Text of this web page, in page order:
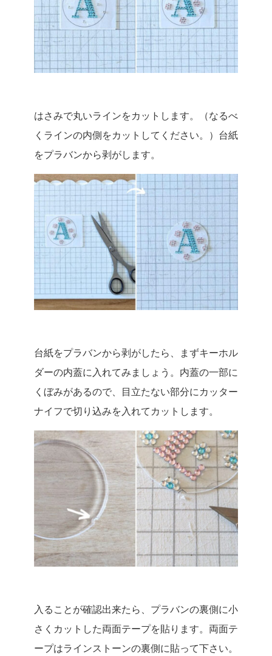
はさみで丸いラインをカットします。（なるべ
くラインの内側をカットしてください。）台紙
をプラバンから剥がします。
台紙をプラバンから剥がしたら、まずキーホル
ダーの内蓋に入れてみましょう。内蓋の一部に
くぼみがあるので、目立たない部分にカッター
ナイフで切り込みを入れてカットします。
入ることが確認出来たら、プラバンの裏側に小
さくカットした両面テープを貼ります。両面テ
ープはラインストーンの裏側に貼って下さい。